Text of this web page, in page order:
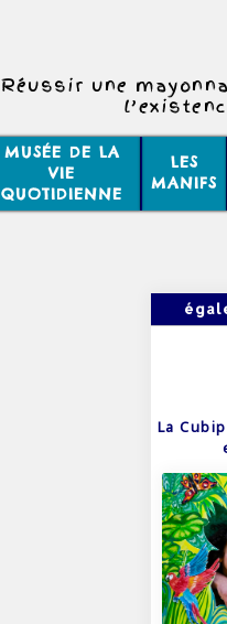
Réussir une
MUSÉE DE LA
VIE
QUOTIDIENNE
LES
MANIFS
La